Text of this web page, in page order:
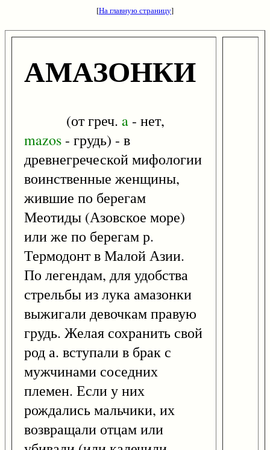
[На главную страницу]
АМАЗОНКИ
(от греч. a - нет,
mazos - грудь) - в
древнегреческой мифологии
воинственные женщины,
жившие по берегам
Меотиды (Азовское море)
или же по берегам р.
Термодонт в Малой Азии.
По легендам, для удобства
стрельбы из лука амазонки
выжигали девочкам правую
грудь. Желая сохранить свой
род а. вступали в брак с
мужчинами соседних
племен. Если у них
рождались мальчики, их
возвращали отцам или